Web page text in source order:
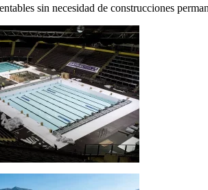
sin necesidad de construcciones